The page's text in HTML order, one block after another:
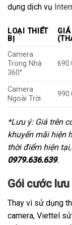
dụng dịch vụ
LOẠI THIẾT
BỊ
Camera
Trong Nhà
360°
Camera
Ngoài Trời
*Lưu ý: Giá trên
khuyến mãi hiện
thời điểm hiện
0979.636.639.
Gói cước
Thay vì sử dụng
camera, Viettel